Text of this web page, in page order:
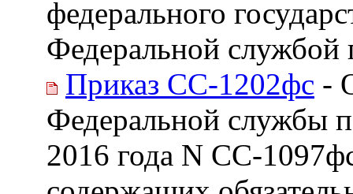
федерального
Федеральной службой
Приказ СС-1202фс -
Федеральной службы
2016 года N СС-